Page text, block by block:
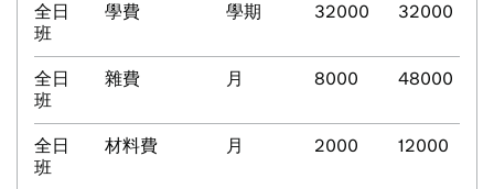
全日
班
學費 學期 32000 32000
全日
班
雜費 月 8000 48000
全日
班
材料費 月 2000 12000